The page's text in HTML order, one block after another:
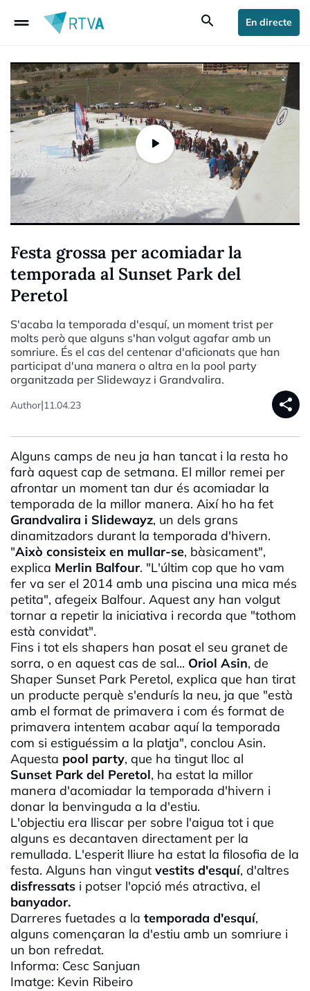
drag_handle search En directe
Festa grossa per acomiadar la
temporada al Sunset Park del
Peretol
S'acaba la temporada d'esquí, un moment trist per
molts però que alguns s'han volgut agafar amb un
somriure. És el cas del centenar d'aficionats que han
participat d'una manera o altra en la pool party
organitzada per Slidewayz i Grandvalira.
Author|11.04.23 share
Alguns camps de neu ja han tancat i la resta ho
farà aquest cap de setmana. El millor remei per
afrontar un moment tan dur és acomiadar la
temporada de la millor manera. Així ho ha fet
Grandvalira i Slidewayz, un dels grans
dinamitzadors durant la temporada d'hivern.
"Això consisteix en mullar-se, bàsicament",
explica Merlin Balfour. "L'últim cop que ho vam
fer va ser el 2014 amb una piscina una mica més
petita", afegeix Balfour. Aquest any han volgut
tornar a repetir la iniciativa i recorda que "tothom
està convidat".
Fins i tot els shapers han posat el seu granet de
sorra, o en aquest cas de sal... Oriol Asin, de
Shaper Sunset Park Peretol, explica que han tirat
un producte perquè s'endurís la neu, ja que "està
amb el format de primavera i com és format de
primavera intentem acabar aquí la temporada
com si estiguéssim a la platja", conclou Asin.
Aquesta pool party, que ha tingut lloc al
Sunset Park del Peretol, ha estat la millor
manera d'acomiadar la temporada d'hivern i
donar la benvinguda a la d'estiu.
L'objectiu era lliscar per sobre l'aigua tot i que
alguns es decantaven directament per la
remullada. L'esperit lliure ha estat la filosofia de la
festa. Alguns han vingut vestits d'esquí, d'altres
disfressats i potser l'opció més atractiva, el
banyador.
Darreres fuetades a la temporada d'esquí,
alguns començaran la d'estiu amb un somriure i
un bon refredat.
Informa: Cesc Sanjuan
Imatge: Kevin Ribeiro